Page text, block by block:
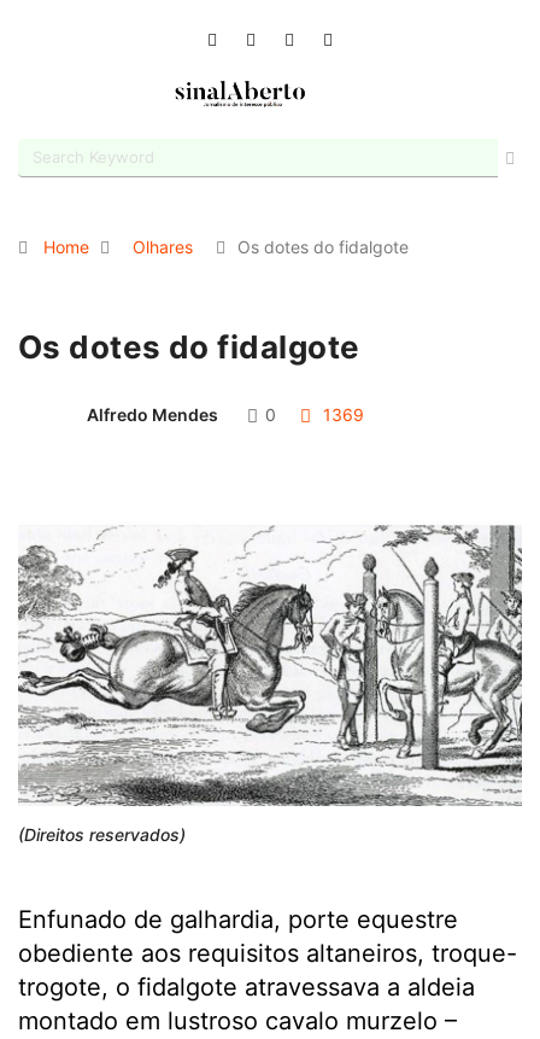
Home Olhares Os dotes do fidalgote
Os dotes do fidalgote
Alfredo Mendes 0 1369
(Direitos reservados)
Enfunado de galhardia, porte equestre
obediente aos requisitos altaneiros, troque-
trogote, o fidalgote atravessava a aldeia
montado em lustroso cavalo murzelo –